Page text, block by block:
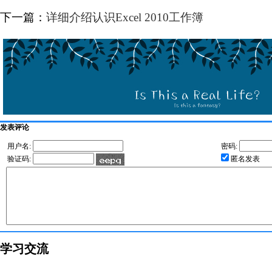
下一篇： 详细介绍认识Excel 2010工作簿
发表评论
用户名:
密码:
验证码:
匿名发表
学习交流